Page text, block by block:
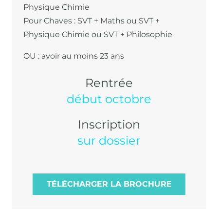
Physique Chimie
Pour Chaves : SVT + Maths ou SVT +
Physique Chimie ou SVT + Philosophie
OU : avoir au moins 23 ans
Rentrée
début octobre
Inscription
sur dossier
TÉLÉCHARGER LA BROCHURE